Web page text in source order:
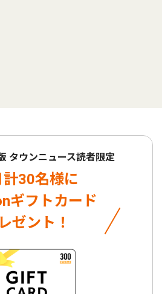
タウンニュース読者限定
計30名様に
ギフトカード
ゼント！